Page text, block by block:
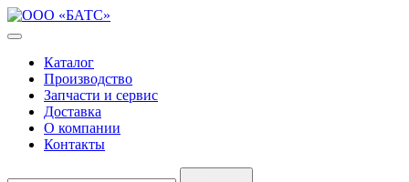
Каталог
Производство
Запчасти и сервис
Доставка
О компании
Контакты